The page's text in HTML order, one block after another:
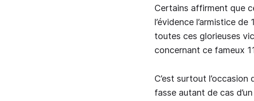
Certains affirment que
l’évidence l’armistice
toutes ces glorieuses
concernant ce fameux
C’est surtout
fasse autant de cas